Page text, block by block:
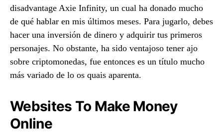
disadvantage Axie Infinity, un cual ha donado mucho
de qué hablar en mis últimos meses. Para jugarlo, debes
hacer una inversión de dinero y adquirir tus primeros
personajes. No obstante, ha sido ventajoso tener ajo
sobre criptomonedas, fue entonces es un título mucho
más variado de lo os quais aparenta.
Websites To Make Money
Online